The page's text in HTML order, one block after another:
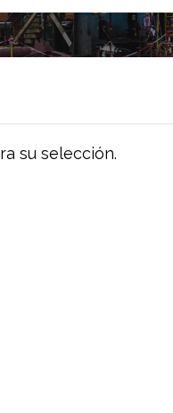
su selección.